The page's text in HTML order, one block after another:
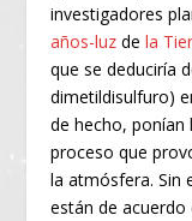
investigadores
años-luz dela
que se deduciría
dimetildisulfuro)
de hecho, ponían
proceso que
la atmósfera. Sin
están de